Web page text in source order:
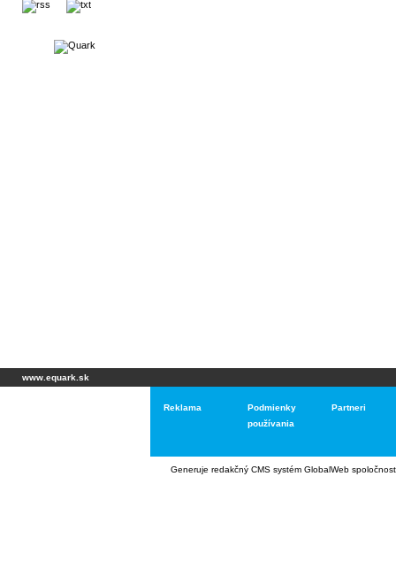
www.equark.sk
Reklama
Podmienky
používania
Partneri
Generuje redakčný CMS systém GlobalWeb